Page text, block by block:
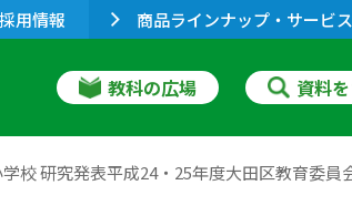
用情報 商品ラインナップ・サービス
教科の広場 資料
校 研究発表平成24・25年度大田区教育委員